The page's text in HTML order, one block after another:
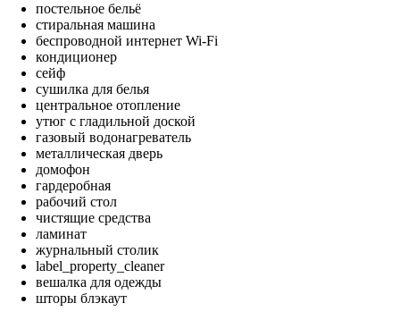
постельное бельё
стиральная машина
беспроводной интернет Wi-Fi
кондиционер
сейф
сушилка для белья
центральное отопление
утюг с гладильной доской
газовый водонагреватель
металлическая дверь
домофон
гардеробная
рабочий стол
чистящие средства
ламинат
журнальный столик
label_property_cleaner
вешалка для одежды
шторы блэкаут